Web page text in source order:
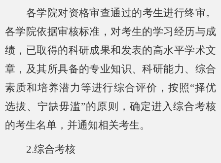
各学院对资格审查通过的考生进行终审。
各学院依据审核标准，对考生的学习经历与成
绩，已取得的科研成果和发表的高水平学术文
章，及其所具备的专业知识、科研能力、综合
素质和培养潜力等进行综合评价，按照“择优
选拔、宁缺毋滥”的原则，确定进入综合考核
的考生名单，并通知相关考生。
2.综合考核